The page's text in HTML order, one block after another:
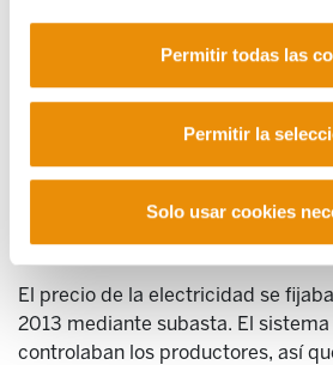
Permitir todas las
Permitir la
Solo usar cookies
reflejo de los costes de
Otra cuestión es lo que pagamos
Hoy en día los incrementos de la
la parte fija de la misma, no en el
variable. Es decir, da igual que
pensando que la factura se
no lo podemos ahorrar.
El precio de la electricidad se
2013 mediante subasta. El
controlaban los productores, así